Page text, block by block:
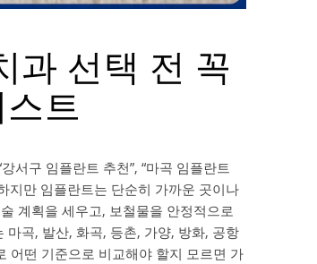
과 선택 전 꼭
트
서구 임플란트 추천”, “마곡 임플란트
지만 임플란트는 단순히 가까운 곳이나
계획을 세우고, 보철물을 안정적으로
곡, 발산, 화곡, 등촌, 가양, 방화, 공항
어떤 기준으로 비교해야 할지 모르면 가